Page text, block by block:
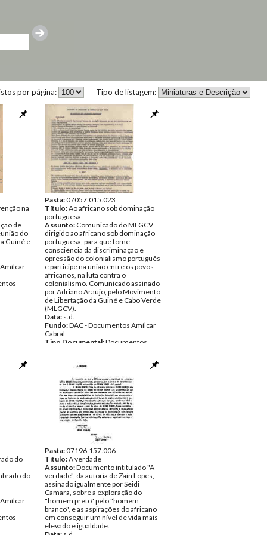
Tipo de listagem:
por página:
na
de
do
Guiné e
Pasta:07057.015.023
Título:Ao africano sob dominação
portuguesa
Assunto: Comunicado do MLGCV
dirigido ao africano sob dominação
portuguesa, para que tome
consciência da discriminação e
opressão do colonialismo português
e participe na união entre os povos
africanos, na luta contra o
colonialismo. Comunicado assinado
por Adriano Araújo, pelo Movimento
de Libertação da Guiné e Cabo Verde
(MLGCV).
Data: s.d.
Fundo:DAC - Documentos Amílcar
Cabral
Tipo Documental:Documentos
do
do
Pasta:07196.157.006
Título:A verdade
Assunto:Documento intitulado "A
verdade", da autoria de Zain Lopes,
assinado igualmente por Seidi
Camara, sobre a exploração do
"homem preto" pelo "homem
branco", e as aspirações do africano
em conseguir um nível de vida mais
elevado e igualdade.